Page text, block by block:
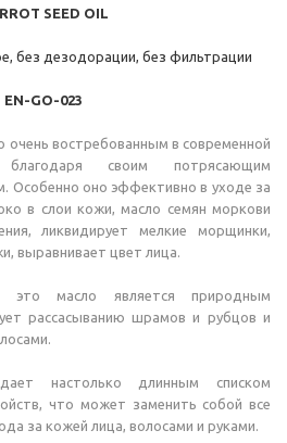
SEED OIL
без дезодорации, без фильтрации
EN-GO-023
очень востребованным в современной
своим потрясающим
Особенно оно эффективно в уходе за
в слои кожи, масло семян моркови
ликвидирует мелкие морщинки,
выравнивает цвет лица.
это масло является природным
рассасыванию шрамов и рубцов и
настолько длинным списком
что может заменить собой все
за кожей лица, волосами и руками.